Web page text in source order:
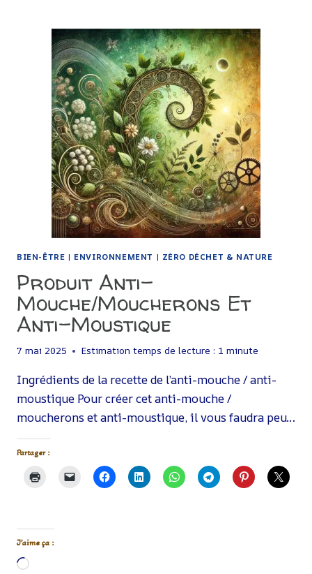
MÈRES-
VEILLEUSES
:
UN
ÉCRIN
DE
DOUCEUR
POUR
LES
MAMANS
BIEN-ÊTRE | ENVIRONNEMENT | ZÉRO DÉCHET & NATURE
Produit Anti-
Mouche/moucherons Et
Anti-Moustique
7 mai 2025 Estimation temps de lecture : 1 minute
Ingrédients de la recette de l’anti-mouche / anti-
moustique Pour créer cet anti-mouche /
moucherons et anti-moustique, il vous faudra peu…
Partager :
J’aime ça :
Chargement…